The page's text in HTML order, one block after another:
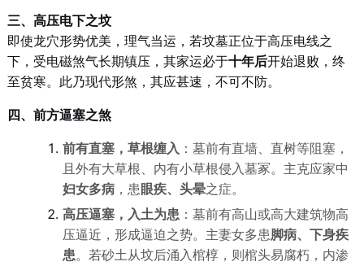
三、高压电下之坟
即使龙穴形势优美，理气当运，若坟墓正位于高压电线之
下，受电磁煞气长期镇压，其家运必于十年后开始退败，终
至贫寒。此乃现代形煞，其应甚速，不可不防。
四、前方逼塞之煞
前有直塞，草根缠入 ：墓前有直墙、直树等阻塞，
且外有大草根、内有小草根侵入墓冢。主克应家中
妇女多病，患眼疾、头晕之症。
高压逼塞，入土为患：墓前有高山或高大建筑物高
压逼近，形成逼迫之势。主妻女多患脚病、下身疾
患。若砂土从坟后涌入棺椁，则棺头易腐朽，内渗